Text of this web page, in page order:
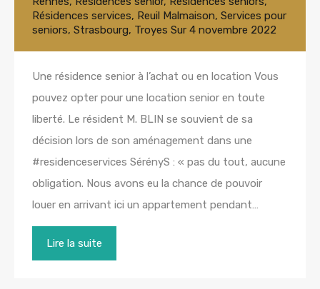
Résidences services, Reuil Malmaison, Services pour
seniors, Strasbourg, Troyes Sur 4 novembre 2022
Une résidence senior à l’achat ou en location Vous
pouvez opter pour une location senior en toute
liberté. Le résident M. BLIN se souvient de sa
décision lors de son aménagement dans une
#residenceservices SérényS : « pas du tout, aucune
obligation. Nous avons eu la chance de pouvoir
louer en arrivant ici un appartement pendant…
Lire la suite